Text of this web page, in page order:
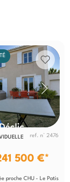
ref. n° 2476
500 €*
proche CHU - Le Patis